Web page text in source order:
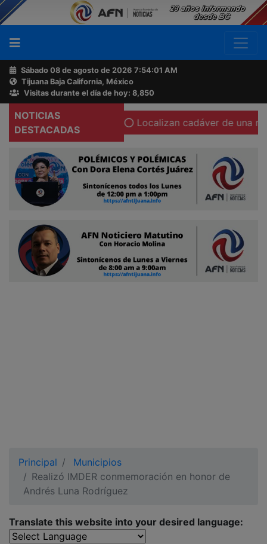
Sábado 08 de agosto de 2026 7:54:02 AM
Tijuana Baja California, México
Visitas durante el día de hoy: 8,850
NOTICIAS
DESTACADAS
cámara corporal Localizan cadáver de una mujer
Principal
Municipios
Realizó IMDER conmemoración en honor de
Andrés Luna Rodríguez
Translate this website into your desired language:
Buscador
Acerca
de
AFN
Ventas
Contacto
Reportero
Ciudadano